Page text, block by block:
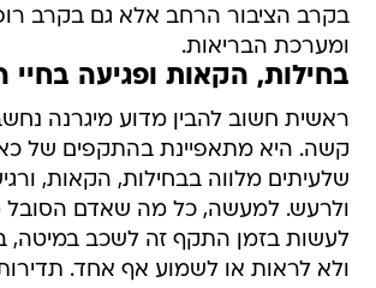
בקרב הציבור הרחב אלא גם בקרב
ומערכת הבריאות.
בחילות, הקאות ופגיעה בחיי
ראשית חשוב להבין מדוע מיגרנה
קשה. היא מתאפיינת בהתקפים של
שלעיתים מלווה בבחילות, הקאות,
ולרעש. למעשה, כל מה שאדם הסובל
לעשות בזמן התקף זה לשכב במיטה,
ולא לראות או לשמוע אף אחד.